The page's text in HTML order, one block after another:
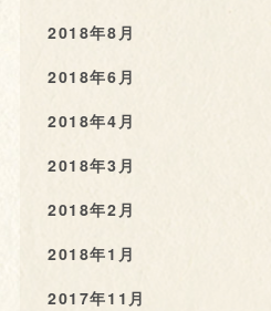
2018年8月
2018年6月
2018年4月
2018年3月
2018年2月
2018年1月
2017年11月